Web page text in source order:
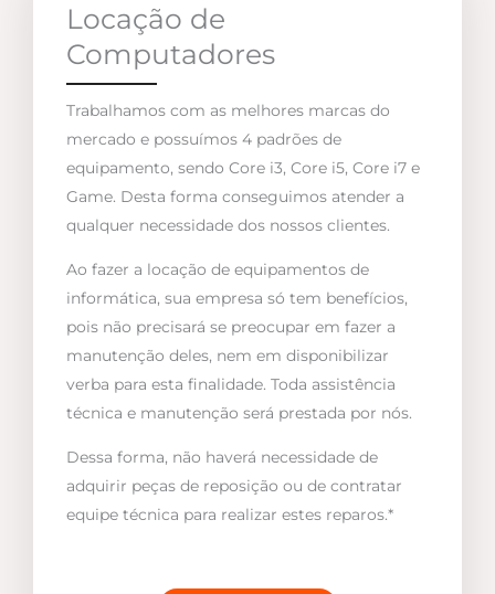
Locação de
Computadores
Trabalhamos com as melhores marcas do
mercado e possuímos 4 padrões de
equipamento, sendo Core i3, Core i5, Core i7 e
Game. Desta forma conseguimos atender a
qualquer necessidade dos nossos clientes.
Ao fazer a locação de equipamentos de
informática, sua empresa só tem benefícios,
pois não precisará se preocupar em fazer a
manutenção deles, nem em disponibilizar
verba para esta finalidade. Toda assistência
técnica e manutenção será prestada por nós.
Dessa forma, não haverá necessidade de
adquirir peças de reposição ou de contratar
equipe técnica para realizar estes reparos.*